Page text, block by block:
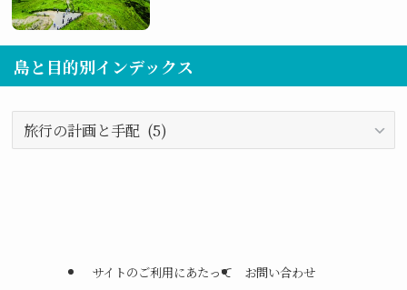
島と目的別インデックス
島
と
サイトのご利用にあたって お問い合わせ